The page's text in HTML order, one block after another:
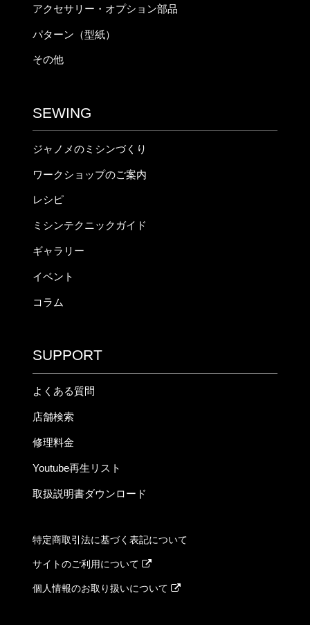
アクセサリー・オプション部品
パターン（型紙）
その他
SEWING
ジャノメのミシンづくり
ワークショップのご案内
レシピ
ミシンテクニックガイド
ギャラリー
イベント
コラム
SUPPORT
よくある質問
店舗検索
修理料金
Youtube再生リスト
取扱説明書ダウンロード
特定商取引法に基づく表記について
サイトのご利用について
個人情報のお取り扱いについて